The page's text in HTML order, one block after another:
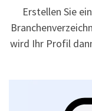
Erstellen Sie
wird Ihr Profil